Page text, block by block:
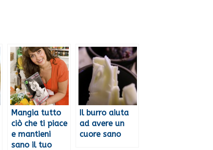
Mangia tutto
ciò che ti piace
e mantieni
sano il tuo
Il burro aiuta
ad avere un
cuore sano